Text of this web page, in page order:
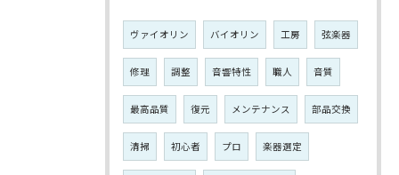
ヴァイオリン バイオリン 工房 弦楽器
修理 調整 音響特性 職人 音質
最高品質 復元 メンテナンス 部品交換
清掃 初心者 プロ 楽器選定